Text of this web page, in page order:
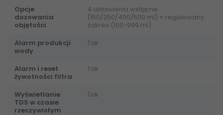
Opcje
dozowania
objętości
4 ustawienia wstępne
(150/250/400/500 ml) + regulowany
zakres (100-999 ml)
Alarm produkcji
wody
Tak
Alarm i reset
żywotności filtra
Tak
Wyświetlanie
TDS w czasie
rzeczywistym
Tak